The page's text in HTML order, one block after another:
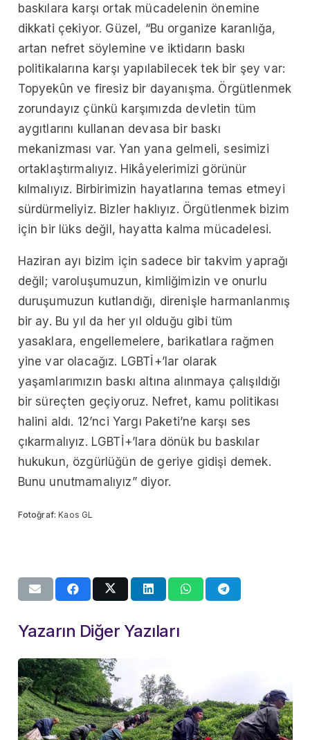
baskılara karşı ortak mücadelenin önemine
dikkati çekiyor. Güzel, “Bu organize karanlığa,
artan nefret söylemine ve iktidarın baskı
politikalarına karşı yapılabilecek tek bir şey var:
Topyekûn ve firesiz bir dayanışma. Örgütlenmek
zorundayız çünkü karşımızda devletin tüm
aygıtlarını kullanan devasa bir baskı
mekanizması var. Yan yana gelmeli, sesimizi
ortaklaştırmalıyız. Hikâyelerimizi görünür
kılmalıyız. Birbirimizin hayatlarına temas etmeyi
sürdürmeliyiz. Bizler haklıyız. Örgütlenmek bizim
için bir lüks değil, hayatta kalma mücadelesi.
Haziran ayı bizim için sadece bir takvim yaprağı
değil; varoluşumuzun, kimliğimizin ve onurlu
duruşumuzun kutlandığı, direnişle harmanlanmış
bir ay. Bu yıl da her yıl olduğu gibi tüm
yasaklara, engellemelere, barikatlara rağmen
yine var olacağız. LGBTİ+’lar olarak
yaşamlarımızın baskı altına alınmaya çalışıldığı
bir süreçten geçiyoruz. Nefret, kamu politikası
halini aldı. 12’nci Yargı Paketi’ne karşı ses
çıkarmalıyız. LGBTİ+’lara dönük bu baskılar
hukukun, özgürlüğün de geriye gidişi demek.
Bunu unutmamalıyız” diyor.
Fotoğraf: Kaos GL
Yazarın Diğer Yazıları